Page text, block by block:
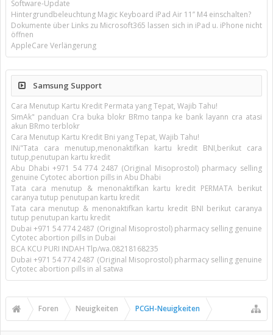
Software-Update
Hintergrundbeleuchtung Magic Keyboard iPad Air 11’’ M4 einschalten?
Dokumente über Links zu Microsoft365 lassen sich in iPad u. iPhone nicht
öffnen
AppleCare Verlängerung
Samsung Support
Cara Menutup Kartu Kredit Permata yang Tepat, Wajib Tahu!
SimAk" panduan Cra buka blokr BRmo tanpa ke bank layann cra atasi
akun BRmo terblokr
Cara Menutup Kartu Kredit Bni yang Tepat, Wajib Tahu!
INi"Tata cara menutup,menonaktifkan kartu kredit BNI,berikut cara
tutup,penutupan kartu kredit
Abu Dhabi +971 54 774 2487 (Original Misoprostol) pharmacy selling
genuine Cytotec abortion pills in Abu Dhabi
Tata cara menutup & menonaktifkan kartu kredit PERMATA berikut
caranya tutup penutupan kartu kredit
Tata cara menutup & menonaktifkan kartu kredit BNI berikut caranya
tutup penutupan kartu kredit
Dubai +971 54 774 2487 (Original Misoprostol) pharmacy selling genuine
Cytotec abortion pills in Dubai
BCA KCU PURI INDAH Tlp/wa.08218168235
Dubai +971 54 774 2487 (Original Misoprostol) pharmacy selling genuine
Cytotec abortion pills in al satwa
Foren Neuigkeiten PCGH-Neuigkeiten